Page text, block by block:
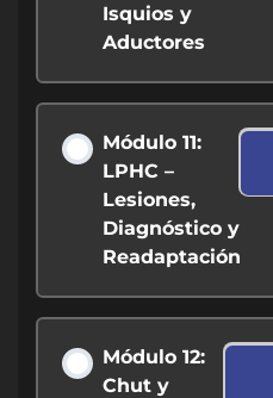
Isquios y
Aductores
Módulo 11:
LPHC –
Lesiones,
Diagnóstico y
Readaptación
Módulo 12:
Chut y